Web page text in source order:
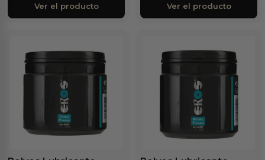
Ver el producto Ver el producto